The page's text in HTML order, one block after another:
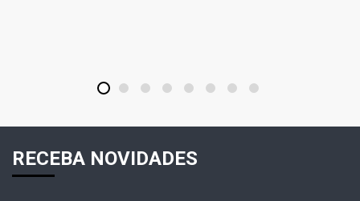
1 2 3 4 5 6 7 8
RECEBA NOVIDADES